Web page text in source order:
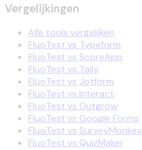
Vergelijkingen
Alle tools vergelijken
FluoTest vs Typeform
FluoTest vs ScoreApp
FluoTest vs Tally
FluoTest vs Jotform
FluoTest vs Interact
FluoTest vs Outgrow
FluoTest vs Google Forms
FluoTest vs SurveyMonkey
FluoTest vs QuizMaker